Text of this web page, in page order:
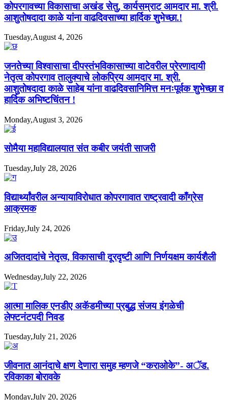
कोपरगावच्या विकासाचा अखंड सेतु, कार्यसम्राट आमदार मा. श्री.
आशुतोषदादा काळे यांना वाढदिवसाच्या हार्दिक शुभेच्छा.!
Tuesday,August 4, 2026
जनतेच्या विश्वासाचा दीपस्तंभविकासाच्या वाटेवरील प्रेरणादायी
नेतृत्व कोपरगाव तालुक्याचे लोकप्रिय आमदार मा. श्री.
आशुतोषदादा काळे साहेब यांना वाढदिवसानिमित्त मनःपूर्वक शुभेच्छा व
हार्दिक अभिष्टचिंतन !
Monday,August 3, 2026
सोमैया महाविद्यालयात संत कबीर जयंती साजरी
Tuesday,July 28, 2026
विद्यार्थ्यांवरील अन्यायाविरोधात कोपरगावात राष्ट्रवादी काँग्रेस
आक्रमक
Friday,July 24, 2026
अजितदादांचे नेतृत्व, विकासाची दूरदृष्टी आणि निर्णयक्षम कार्यशैली
Wednesday,July 22, 2026
आत्मा मालिक एनडीए अकॅडमीच्या प्रबुद्ध संजय इंगळेची
लेफ्टनंटपदी निवड
Tuesday,July 21, 2026
जीवनात आनंदाचे क्षण देणारा समुह म्हणजे “कराओके”- अॅड.
रविकाका बोरावके
Monday,July 20, 2026